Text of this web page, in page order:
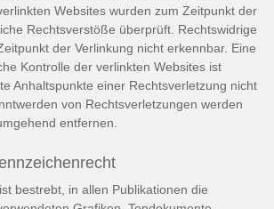
Websites wurden zum Zeitpunkt der
Rechtsverstöße überprüft. Rechtswidrige
der Verlinkung nicht erkennbar. Eine
Kontrolle der verlinkten Websites ist
Anhaltspunkte einer Rechtsverletzung nicht
von Rechtsverletzungen werden
entfernen.
bestrebt, in allen Publikationen die